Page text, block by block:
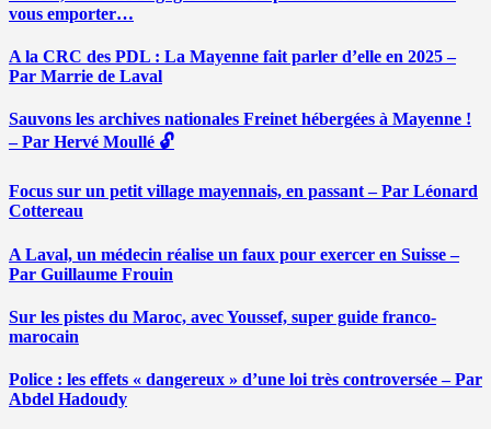
vous emporter…
A la CRC des PDL : La Mayenne fait parler d’elle en 2025 –
Par Marrie de Laval
Sauvons les archives nationales Freinet hébergées à Mayenne !
– Par Hervé Moullé 🔓
Focus sur un petit village mayennais, en passant – Par Léonard
Cottereau
A Laval, un médecin réalise un faux pour exercer en Suisse –
Par Guillaume Frouin
Sur les pistes du Maroc, avec Youssef, super guide franco-
marocain
Police : les effets « dangereux » d’une loi très controversée – Par
Abdel Hadoudy